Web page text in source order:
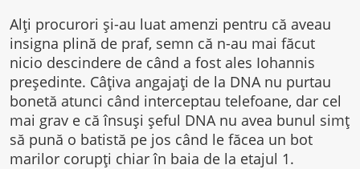
Alți procurori și-au luat amenzi pentru că aveau
insigna plină de praf, semn că n-au mai făcut
nicio descindere de când a fost ales Iohannis
președinte. Câțiva angajați de la DNA nu purtau
bonetă atunci când interceptau telefoane, dar cel
mai grav e că însuși șeful DNA nu avea bunul simț
să pună o batistă pe jos când le făcea un bot
marilor corupți chiar în baia de la etajul 1.